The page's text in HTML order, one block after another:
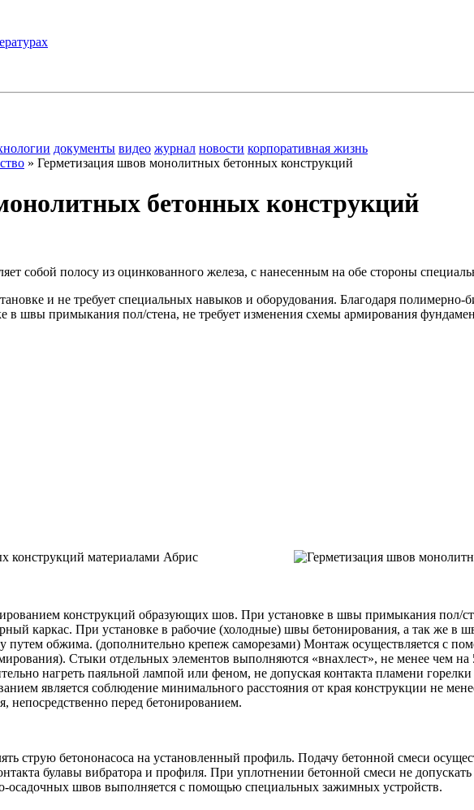
документы видео журнал новости корпоративная жизнь
» Герметизация швов монолитных бетонных конструкций
бетонных конструкций
собой полосу из оцинкованного железа, с нанесенным на обе стороны
и не требует специальных навыков и оборудования. Благодаря
в швы примыкания пол/стена, не требует изменения схемы армирования
конструкций образующих шов. При установке в швы примыкания пол/
каркас. При установке в рабочие (холодные) швы бетонирования, а так же
путем обжима. (дополнительно крепеж саморезами) Монтаж осуществляется с
Стыки отдельных элементов выполняются «внахлест», не менее чем
нагреть паяльной лампой или феном, не допуская контакта пламени
является соблюдение минимального расстояния от края конструкции не
непосредственно перед бетонированием.
струю бетононасоса на установленный профиль. Подачу бетонной смеси
булавы вибратора и профиля. При уплотнении бетонной смеси не
швов выполняется с помощью специальных зажимных устройств.